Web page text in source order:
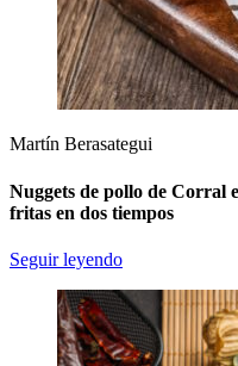
Martín Berasategui
Nuggets de pollo de Corral
fritas en dos tiempos
Seguir leyendo